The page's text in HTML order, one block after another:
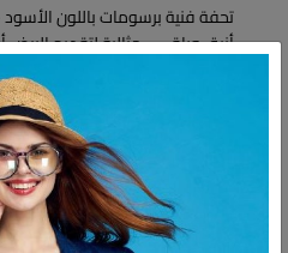
تحفة فنية برسومات باللون
أنيق وراقي – مثالية لتقديم